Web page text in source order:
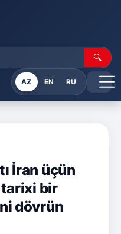
🔍
AZ EN RU
İran üçün
tarixi bir
dövrün